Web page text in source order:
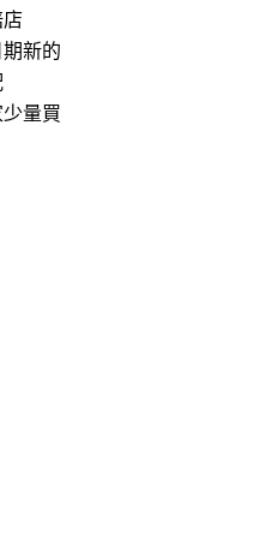
店
新的
量買